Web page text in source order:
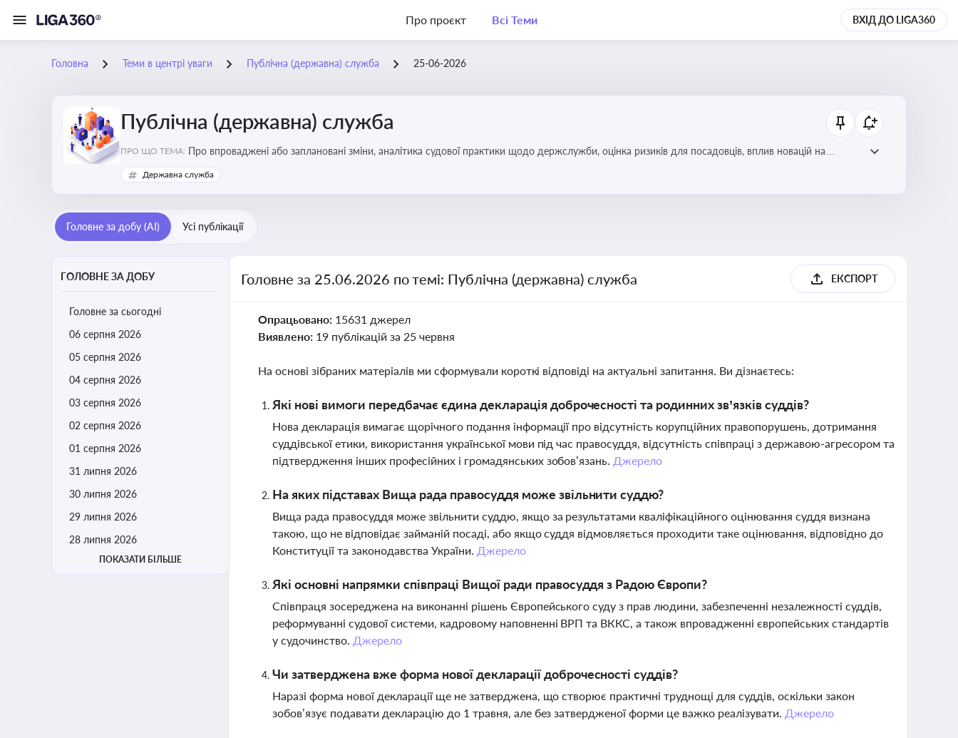
Про проєкт Всі Теми ВХІД ДО LIGA360
Головна Теми в центрі уваги Публічна (державна) служба 25-06-2026
Публічна (державна) служба
ПРО ЩО ТЕМА: Про впроваджені або заплановані зміни, аналітика судової практики щодо держслужби, оцінка ризиків для посадовців, вплив новацій на
організаційну структуру, трудові відносини в органах влади, дотримання етичних стандартів
Державна служба
Головне за добу (AI) Усі публікації
ГОЛОВНЕ ЗА ДОБУ
Головне за сьогодні
06 серпня 2026
05 серпня 2026
04 серпня 2026
03 серпня 2026
02 серпня 2026
01 серпня 2026
31 липня 2026
30 липня 2026
29 липня 2026
28 липня 2026
ПОКАЗАТИ БІЛЬШЕ
Головне за 25.06.2026 по темі: Публічна (державна) служба ЕКСПОРТ
Опрацьовано: 15631 джерел
Виявлено: 19 публікацій за 25 червня
На основі зібраних матеріалів ми сформували короткі відповіді на актуальні запитання. Ви дізнаєтесь:
Які нові вимоги передбачає єдина декларація доброчесності та родинних зв’язків суддів?
Нова декларація вимагає щорічного подання інформації про відсутність корупційних правопорушень, дотримання
суддівської етики, використання української мови під час правосуддя, відсутність співпраці з державою-агресором та
підтвердження інших професійних і громадянських зобов’язань. Джерело
На яких підставах Вища рада правосуддя може звільнити суддю?
Вища рада правосуддя може звільнити суддю, якщо за результатами кваліфікаційного оцінювання суддя визнана
такою, що не відповідає займаній посаді, або якщо суддя відмовляється проходити таке оцінювання, відповідно до
Конституції та законодавства України. Джерело
Які основні напрямки співпраці Вищої ради правосуддя з Радою Європи?
Співпраця зосереджена на виконанні рішень Європейського суду з прав людини, забезпеченні незалежності суддів,
реформуванні судової системи, кадровому наповненні ВРП та ВККС, а також впровадженні європейських стандартів
у судочинство. Джерело
Чи затверджена вже форма нової декларації доброчесності суддів?
Наразі форма нової декларації ще не затверджена, що створює практичні труднощі для суддів, оскільки закон
зобов’язує подавати декларацію до 1 травня, але без затвердженої форми це важко реалізувати. Джерело